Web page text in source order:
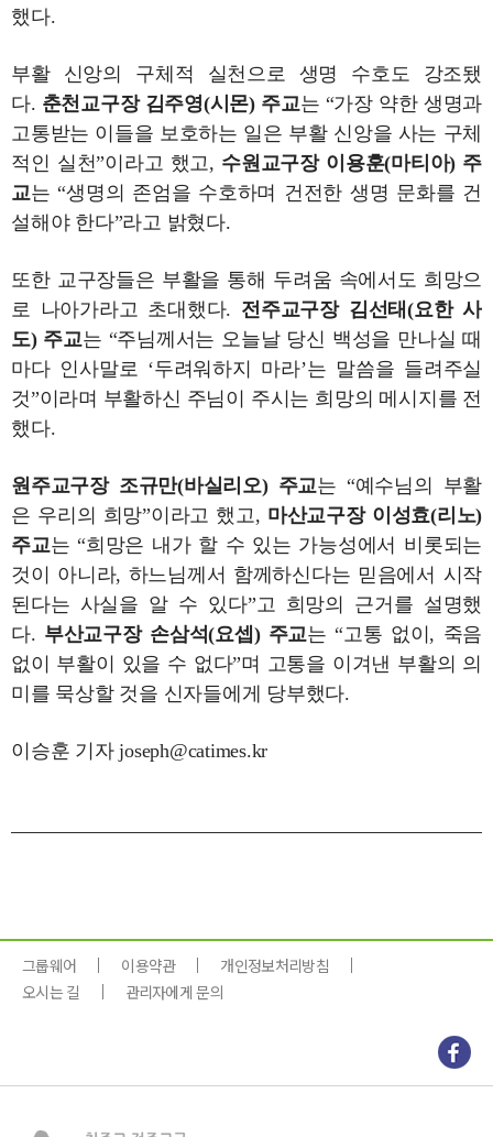
했다.
부활 신앙의 구체적 실천으로 생명 수호도 강조됐
다. 춘천교구장 김주영(시몬) 주교는 “가장 약한 생명과
고통받는 이들을 보호하는 일은 부활 신앙을 사는 구체
적인 실천”이라고 했고, 수원교구장 이용훈(마티아) 주
교는 “생명의 존엄을 수호하며 건전한 생명 문화를 건
설해야 한다”라고 밝혔다.
또한 교구장들은 부활을 통해 두려움 속에서도 희망으
로 나아가라고 초대했다. 전주교구장 김선태(요한 사
도) 주교는 “주님께서는 오늘날 당신 백성을 만나실 때
마다 인사말로 ‘두려워하지 마라’는 말씀을 들려주실
것”이라며 부활하신 주님이 주시는 희망의 메시지를 전
했다.
원주교구장 조규만(바실리오) 주교는 “예수님의 부활
은 우리의 희망”이라고 했고, 마산교구장 이성효(리노)
주교는 “희망은 내가 할 수 있는 가능성에서 비롯되는
것이 아니라, 하느님께서 함께하신다는 믿음에서 시작
된다는 사실을 알 수 있다”고 희망의 근거를 설명했
다. 부산교구장 손삼석(요셉) 주교는 “고통 없이, 죽음
없이 부활이 있을 수 없다”며 고통을 이겨낸 부활의 의
미를 묵상할 것을 신자들에게 당부했다.
이승훈 기자 joseph@catimes.kr
그룹웨어 이용약관
개인정보처리방침
오시는 길
관리자에게 문의